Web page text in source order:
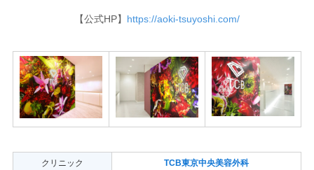
【公式HP】 https://aoki-tsuyoshi.com/
クリニック TCB東京中央美容外科